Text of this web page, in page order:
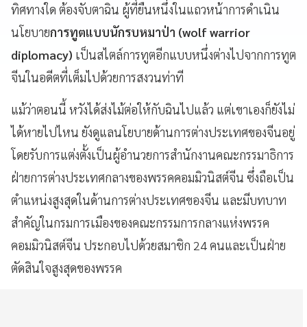
ทิศทางใด ต้องจับตาฉิน ผู้ที่ยืนหนึ่งในแถวหน้าการดำเนิน
นโยบายการทูตแบบนักรบหมาป่า (wolf warrior
diplomacy) เป็นสไตล์การทูตอีกแบบหนึ่งต่างไปจากการทูต
จีนในอดีตที่เต็มไปด้วยการสงวนท่าที
แม้ว่าตอนนี้ หวังได้ส่งไม้ต่อให้กับฉินไปแล้ว แต่เขาเองก็ยังไม่
ได้หายไปไหน ยังดูแลนโยบายด้านการต่างประเทศของจีนอยู่
โดยรับการแต่งตั้งเป็นผู้อำนวยการสำนักงานคณะกรรมาธิการ
ฝ่ายการต่างประเทศกลางของพรรคคอมมิวนิสต์จีน ซึ่งถือเป็น
ตำแหน่งสูงสุดในด้านการต่างประเทศของจีน และมีบทบาท
สำคัญในกรมการเมืองของคณะกรรมการกลางแห่งพรรค
คอมมิวนิสต์จีน ประกอบไปด้วยสมาชิก 24 คนและเป็นฝ่าย
ตัดสินใจสูงสุดของพรรค